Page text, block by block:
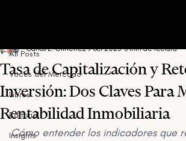
All Posts
Voces del Mercado
Libros
Editorial
Insights
Tasa de Capitalización y
Inversión: Dos Claves Para
Rentabilidad Inmobiliaria
Carlos E. Gimenez 9 oct 2025 3 min de lectura
Cómo entender los indicadores que